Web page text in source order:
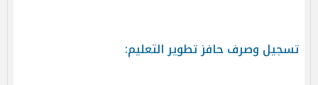
تسجيل وصرف حافز تطوير التعليم: